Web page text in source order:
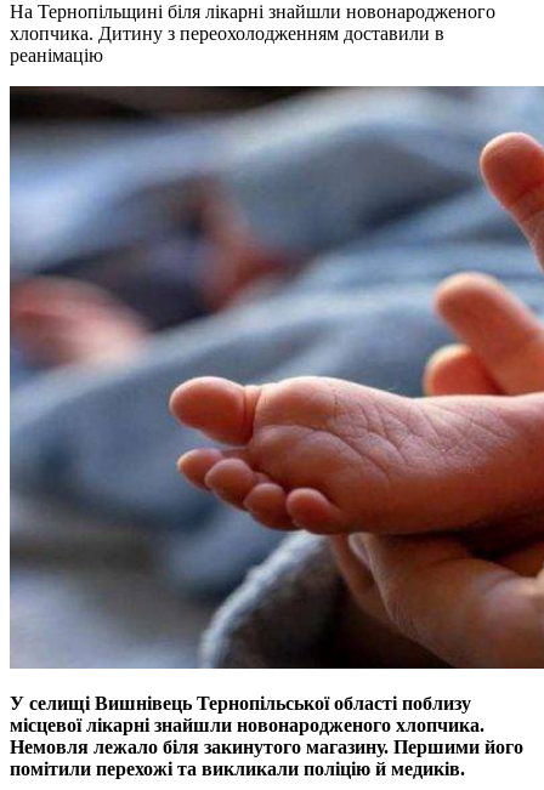
На Тернопільщині біля лікарні знайшли новонародженого
хлопчика. Дитину з переохолодженням доставили в
реанімацію
У селищі Вишнівець Тернопільської області поблизу
місцевої лікарні знайшли новонародженого хлопчика.
Немовля лежало біля закинутого магазину. Першими його
помітили перехожі та викликали поліцію й медиків.